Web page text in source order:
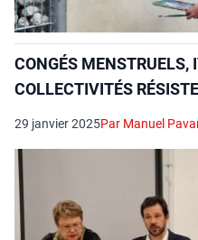
CONGÉS MENSTRUELS,
COLLECTIVITÉS
29 janvier 2025Par Manuel